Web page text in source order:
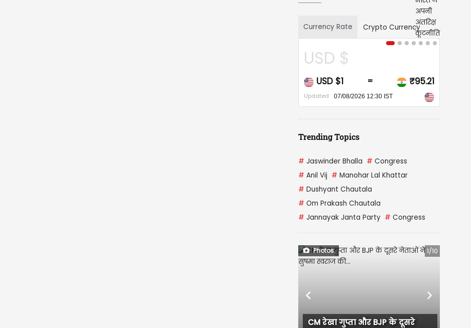
Currency Rate Crypto Currency
CAD $
CAD $1 = ₹67.89
Updated 07/08/2026 12:30 IST
Trending Topics
# Jaswinder Bhalla # Congress
# Anil Vij # Manohar Lal Khattar
# Dushyant Chautala
# Om Prakash Chautala
# Jannayak Janta Party # Congress
Photos 1/10
लुधियाना में कांग्रेस कार्यक्रम दौरान
Previous Next